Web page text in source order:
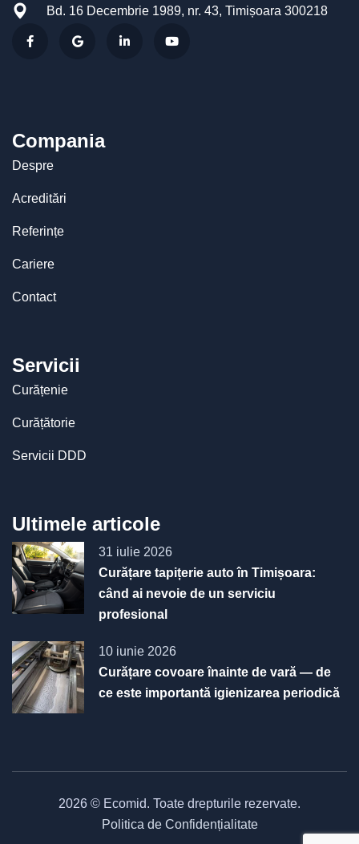
Bd. 16 Decembrie 1989, nr. 43, Timișoara 300218
Compania
Despre
Acreditări
Referințe
Cariere
Contact
Servicii
Curățenie
Curățătorie
Servicii DDD
Ultimele articole
31 iulie 2026
Curățare tapițerie auto în Timișoara:
când ai nevoie de un serviciu
profesional
10 iunie 2026
Curățare covoare înainte de vară — de
ce este importantă igienizarea periodică
2026 © Ecomid. Toate drepturile rezervate.
Politica de Confidențialitate